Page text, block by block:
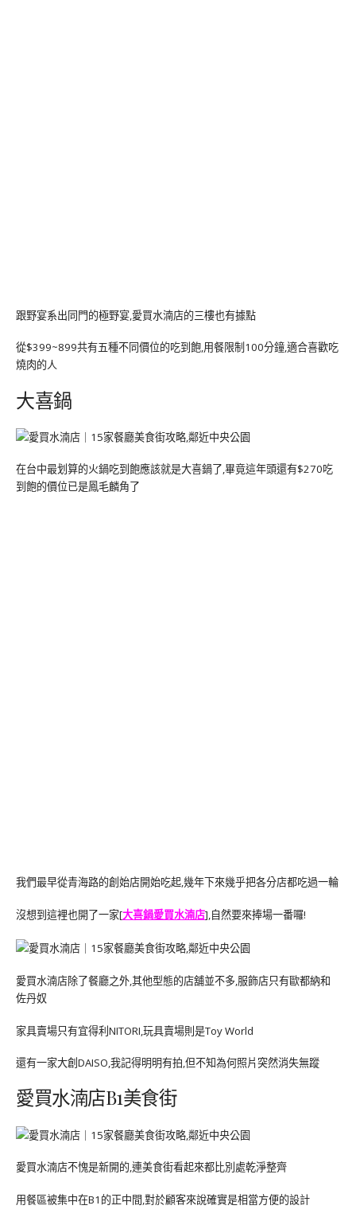
跟野宴系出同門的極野宴,愛買水湳店的三樓也有據點
從$399~899共有五種不同價位的吃到飽,用餐限制100分鐘,適合喜歡吃
燒肉的人
大喜鍋
在台中最划算的火鍋吃到飽應該就是大喜鍋了,畢竟這年頭還有$270吃
到飽的價位已是鳳毛麟角了
我們最早從青海路的創始店開始吃起,幾年下來幾乎把各分店都吃過一輪
沒想到這裡也開了一家[大喜鍋愛買水湳店],自然要來捧場一番囉!
愛買水湳店除了餐廳之外,其他型態的店舖並不多,服飾店只有歐都納和
佐丹奴
家具賣場只有宜得利NITORI,玩具賣場則是Toy World
還有一家大創DAISO,我記得明明有拍,但不知為何照片突然消失無蹤
愛買水湳店B1美食街
愛買水湳店不愧是新開的,連美食街看起來都比別處乾淨整齊
用餐區被集中在B1的正中間,對於顧客來說確實是相當方便的設計